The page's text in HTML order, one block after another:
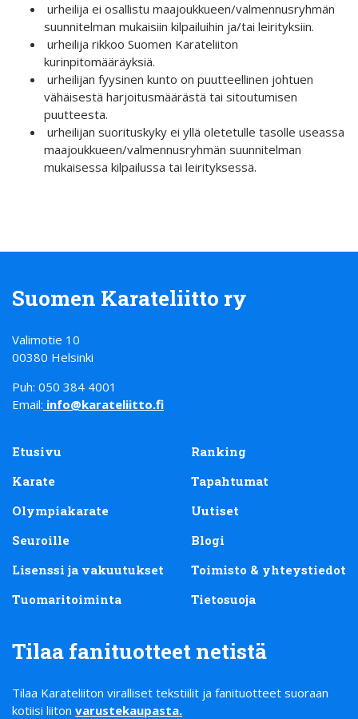
urheilija ei osallistu maajoukkueen/valmennusryhmän
suunnitelman mukaisiin kilpailuihin ja/tai leirityksiin.
urheilija rikkoo Suomen Karateliiton
kurinpitomääräyksiä.
urheilijan fyysinen kunto on puutteellinen johtuen
vähäisestä harjoitusmäärästä tai sitoutumisen
puutteesta.
urheilijan suorituskyky ei yllä oletetulle tasolle useassa
maajoukkueen/valmennusryhmän suunnitelman
mukaisessa kilpailussa tai leirityksessä.
Suomen Karateliitto ry
Valimotie 10
00380 Helsinki
Puh: 050 384 4001
Email: info@karateliitto.fi
Etusivu
Karate
Olympiakarate
Seuroille
Lisenssi ja vakuutukset
Tuomaritoiminta
Ranking
Tapahtumat
Uutiset
Blogi
Toimisto & yhteystiedot
Tietosuoja
Tilaa fanituotteet netistä
Tilaa Karateliiton viralliset tekstiilit ja fanituotteet suoraan
kotiisi liiton varustekaupasta.